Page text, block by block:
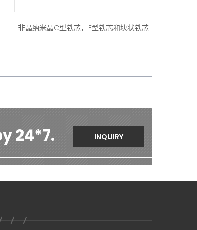
非晶纳米晶C型铁芯，E型铁芯和块状铁芯
24*7. INQUIRY